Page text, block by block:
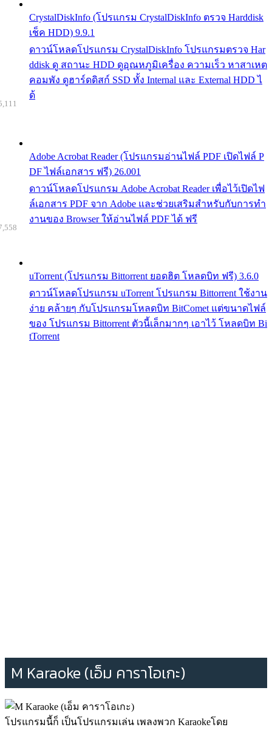
CrystalDiskInfo (โปรแกรม CrystalDiskInfo ตรวจ Harddisk
เช็ค HDD) 9.9.1
ดาวน์โหลดโปรแกรม CrystalDiskInfo โปรแกรมตรวจ Har
ddisk ดู สถานะ HDD ดูอุณหภูมิเครื่อง ความเร็ว หาสาเหต
คอมพัง ดูฮาร์ดดิสก์ SSD ทั้ง Internal และ External HDD ไ
ด้
Adobe Acrobat Reader (โปรแกรมอ่านไฟล์ PDF เปิดไฟล์ P
DF ไฟล์เอกสาร ฟรี) 26.001
ดาวน์โหลดโปรแกรม Adobe Acrobat Reader เพื่อไว้เปิดไฟ
ล์เอกสาร PDF จาก Adobe และช่วยเสริมสำหรับกับการทำ
งานของ Browser ให้อ่านไฟล์ PDF ได้ ฟรี
uTorrent (โปรแกรม Bittorrent ยอดฮิต โหลดบิท ฟรี) 3.6.0
ดาวน์โหลดโปรแกรม uTorrent โปรแกรม Bittorrent ใช้งาน
ง่าย คล้ายๆ กับโปรแกรมโหลดบิท BitComet แต่ขนาดไฟล์
ของ โปรแกรม Bittorrent ตัวนี้เล็กมากๆ เอาไว้ โหลดบิท Bi
tTorrent
M Karaoke (เอ็ม คาราโอเกะ)
โปรแกรมนี้ก็ เป็นโปรแกรมเล่น เพลงพวก Karaokeโดย